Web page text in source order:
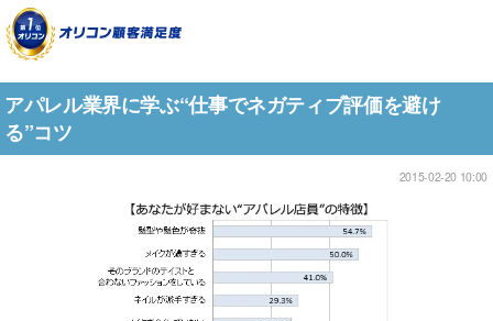
アパレル業界に学ぶ“仕事でネガティブ評価を避け
る”コツ
2015-02-20 10:00